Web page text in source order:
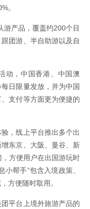
。
游产品，覆盖约200个目
团游、半自助游以及自
动，中国香港、中国澳
日限量发放，并为中国
支付等方面更为便捷的
，线上平台推出多个出
东京、大阪、曼谷、新
方便用户在出国游玩时
帮手”包含入境政策、
方便随时取用。
平台上境外旅游产品的